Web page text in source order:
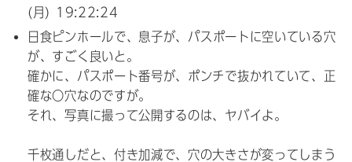
(月) 19:22:24
日食ピンホールで、息子が、パスポートに空いている穴
が、すごく良いと。
確かに、パスポート番号が、ポンチで抜かれていて、正
確な〇穴なのですが。
それ、写真に撮って公開するのは、ヤバイよ。
千枚通しだと、付き加減で、穴の大きさが変ってしまう